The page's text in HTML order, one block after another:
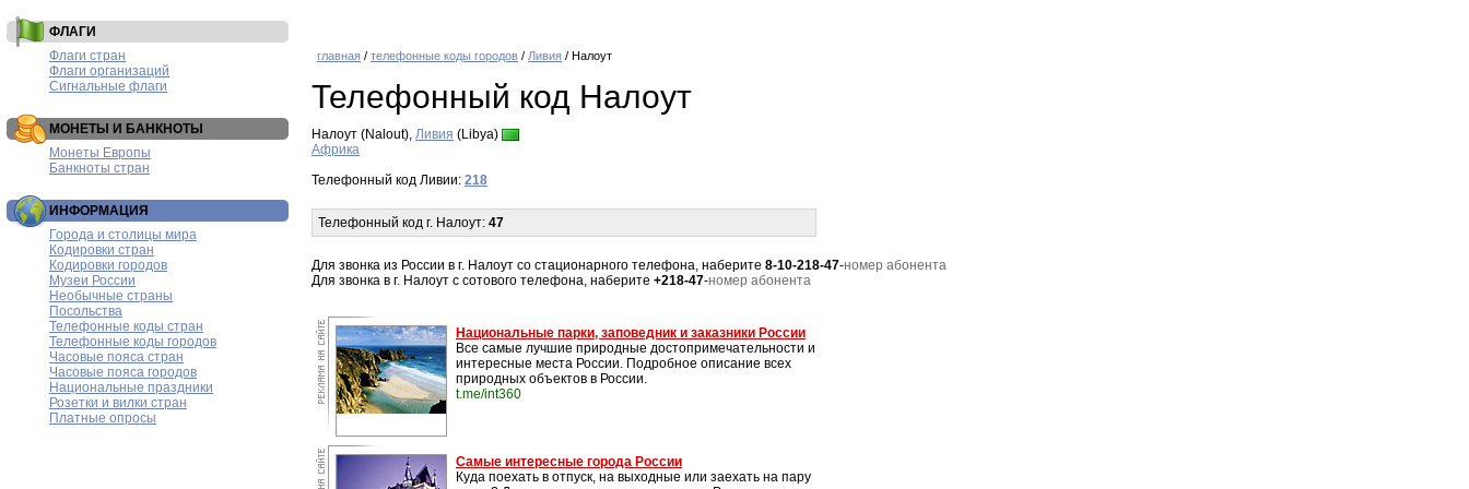
ФЛАГИ
Флаги стран
Флаги организаций
Сигнальные флаги
МОНЕТЫ И БАНКНОТЫ
Монеты Европы
Банкноты стран
ИНФОРМАЦИЯ
Города и столицы мира
Кодировки стран
Кодировки городов
Музеи России
Необычные страны
Посольства
Телефонные коды стран
Телефонные коды городов
Часовые пояса стран
Часовые пояса городов
Национальные праздники
Розетки и вилки стран
Платные опросы
главная / телефонные коды городов / Ливия / Налоут
Телефонный код Налоут
Налоут (Nalout), Ливия (Libya)
Африка
Телефонный код Ливии: 218
Телефонный код г. Налоут: 47
Для звонка из России в г. Налоут со стационарного телефона, наберите 8-10-218-47-номер абонента
Для звонка в г. Налоут с сотового телефона, наберите +218-47-номер абонента
Национальные парки, заповедник и заказники России
Все самые лучшие природные достопримечательности и
интересные места России. Подробное описание всех
природных объектов в России.
t.me/int360
Самые интересные города России
Куда поехать в отпуск, на выходные или заехать на пару